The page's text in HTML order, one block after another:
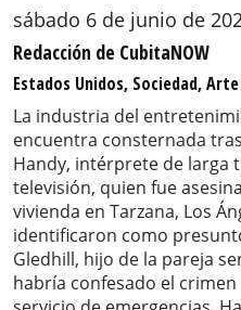
sábado 6 de junio de
Redacción de CubitaNOW
Estados Unidos, Sociedad,
La industria del
encuentra consternada
Handy, intérprete de larga
televisión, quien fue
vivienda en Tarzana, Los
identificaron como
Gledhill, hijo de la pareja
habría confesado el